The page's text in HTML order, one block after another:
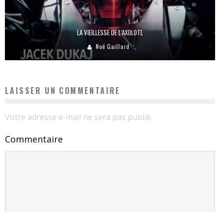
LA VIEILLESSE DE L’AXOLOTL
Noé Gaillard
LAISSER UN COMMENTAIRE
Votre adresse e-mail ne sera pas publié.
Commentaire